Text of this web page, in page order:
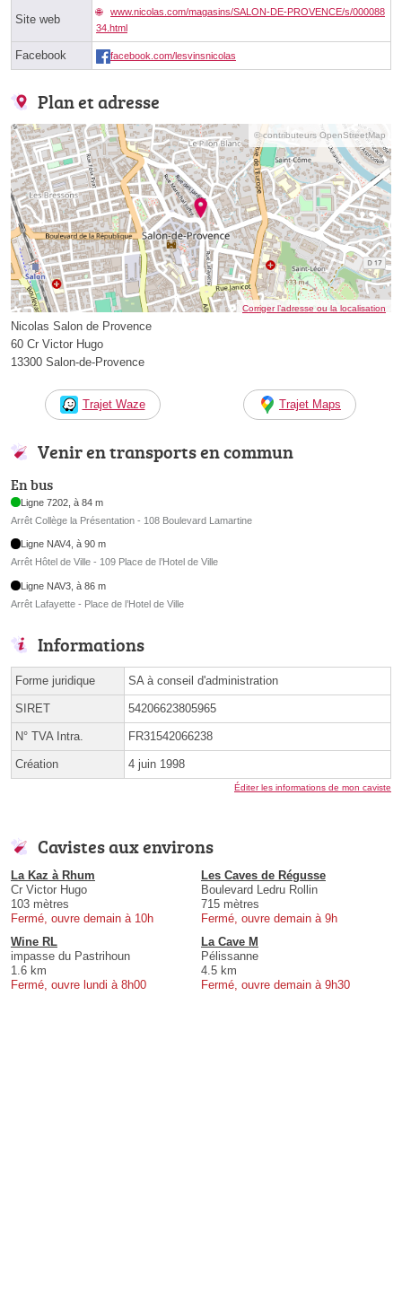
Site web
www.nicolas.com/magasins/SALON-DE-PROVENCE/s/000088
34.html
Facebook facebook.com/lesvinsnicolas
Plan et adresse
© contributeurs OpenStreetMap
Corriger l’adresse ou la localisation
Nicolas Salon de Provence
60 Cr Victor Hugo
13300 Salon-de-Provence
Trajet Waze Trajet Maps
Venir en transports en commun
En bus
Ligne 7202, à 84 m
Arrêt Collège la Présentation - 108 Boulevard Lamartine
Ligne NAV4, à 90 m
Arrêt Hôtel de Ville - 109 Place de l’Hotel de Ville
Ligne NAV3, à 86 m
Arrêt Lafayette - Place de l’Hotel de Ville
Informations
Forme juridique SA à conseil d'administration
SIRET 54206623805965
N° TVA Intra. FR31542066238
Création 4 juin 1998
Éditer les informations de mon caviste
Cavistes aux environs
La Kaz à Rhum
Cr Victor Hugo
103 mètres
Fermé, ouvre demain à 10h
Les Caves de Régusse
Boulevard Ledru Rollin
715 mètres
Fermé, ouvre demain à 9h
Wine RL
impasse du Pastrihoun
1.6 km
Fermé, ouvre lundi à 8h00
La Cave M
Pélissanne
4.5 km
Fermé, ouvre demain à 9h30